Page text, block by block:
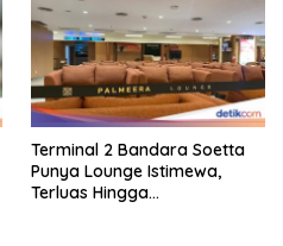
Terminal 2 Bandara Soetta
Punya Lounge Istimewa,
Terluas Hingga